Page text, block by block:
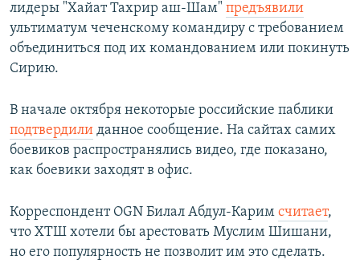
лидеры "Хайат Тахрир аш-Шам" предъявили
ультиматум чеченскому командиру с требованием
объединиться под их командованием или покинуть
Сирию.
В начале октября некоторые российские паблики
подтвердили данное сообщение. На сайтах самих
боевиков распространялись видео, где показано,
как боевики заходят в офис.
Корреспондент OGN Билал Абдул-Карим считает,
что ХТШ хотели бы арестовать Муслим Шишани,
но его популярность не позволит им это сделать.